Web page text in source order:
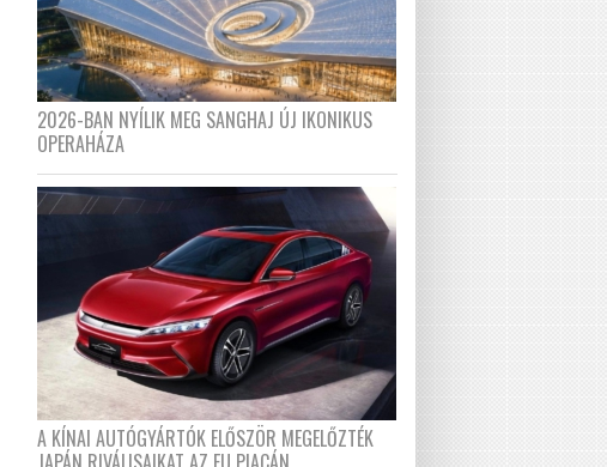
2026-BAN NYÍLIK MEG SANGHAJ ÚJ IKONIKUS
OPERAHÁZA
A KÍNAI AUTÓGYÁRTÓK ELŐSZÖR MEGELŐZTÉK